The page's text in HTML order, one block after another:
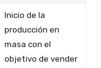
Inicio de la
producción en
masa con el
objetivo de vender